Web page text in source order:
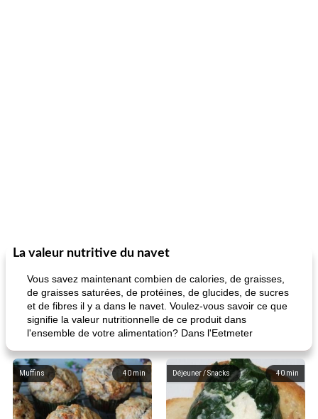
La valeur nutritive du navet
Vous savez maintenant combien de calories, de graisses,
de graisses saturées, de protéines, de glucides, de sucres
et de fibres il y a dans le navet. Voulez-vous savoir ce que
signifie la valeur nutritionnelle de ce produit dans
l'ensemble de votre alimentation? Dans l'Eetmeter
40 min
Muffins 40 min
Déjeuner / Snacks